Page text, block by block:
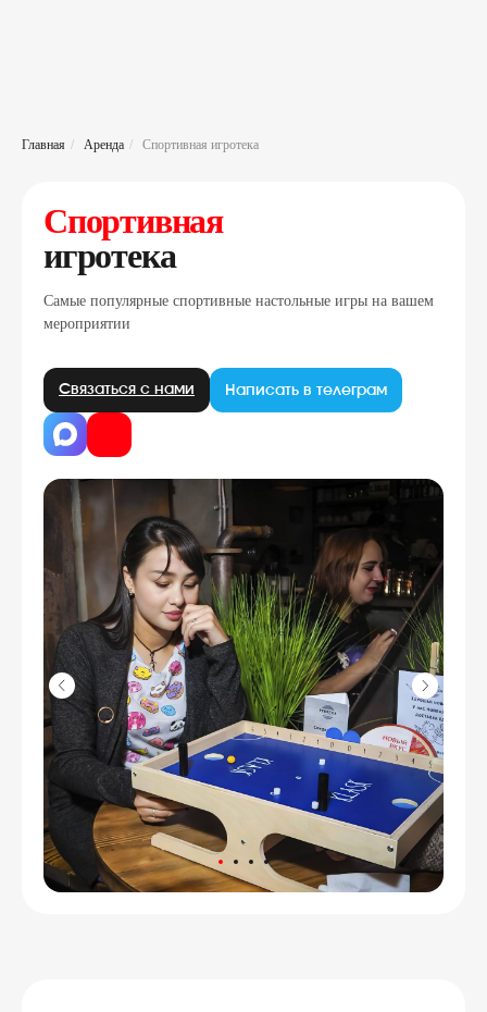
Главная / Аренда / Спортивная игротека
Спортивная
игротека
Самые популярные спортивные настольные игры на вашем
мероприятии
Связаться с нами